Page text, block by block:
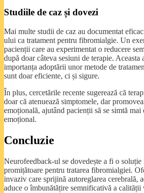
Studiile de caz și dovezi
Mai multe studii de caz au documentat
ului ca tratament pentru fibromialgie. Un
pacienții care au experimentat o reducere
după doar câteva sesiuni de terapie. Aceasta
importanța adoptării unor metode de
sunt doar eficiente, ci și sigure.
În plus, cercetările recente sugerează că
doar că atenuează simptomele, dar
emoțională, ajutând pacienții să se simtă
emoțional.
Concluzie
Neurofeedback-ul se dovedește a fi o
promițătoare pentru tratarea fibromialgiei.
invaziv care sprijină autoreglarea cerebrală,
aduce o îmbunătățire semnificativă a